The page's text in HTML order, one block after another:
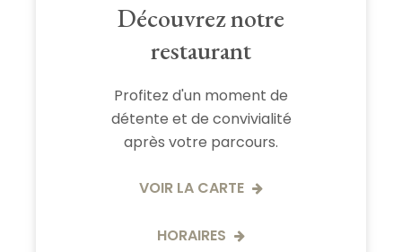
Découvrez notre
restaurant
Profitez d'un moment de
détente et de convivialité
après votre parcours.
VOIR LA CARTE
HORAIRES